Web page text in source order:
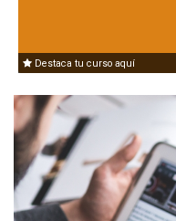
Destaca tu curso aquí